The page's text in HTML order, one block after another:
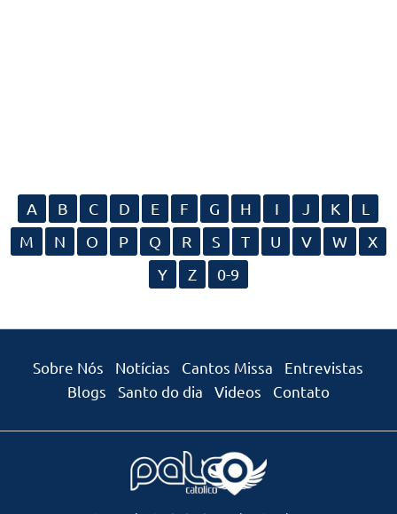
A B C D E F G H I J K
L
M
N O P Q R S T U V W
X
Y
Z 0-9
Sobre Nós Notícias Cantos Missa
Entrevistas
Blogs
Santo do dia Videos Contato